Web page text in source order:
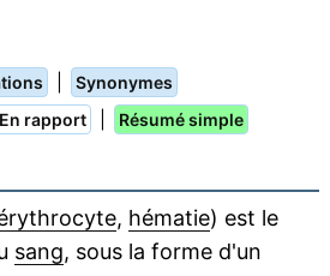
Synonymes
En rapport Résumé simple
, hématie) est le
sang, sous la forme d'un